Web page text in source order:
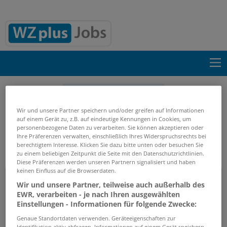
Start
Firmenprofile
Klaas Service- und Vertriebs
GmbH
Firmenprofil
Klaas Service- und Vertriebs GmbH
Wir und unsere Partner speichern und/oder greifen auf Informationen
auf einem Gerät zu, z.B. auf eindeutige Kennungen in Cookies, um
personenbezogene Daten zu verarbeiten. Sie können akzeptieren oder
Ihre Präferenzen verwalten, einschließlich Ihres Widerspruchsrechts bei
berechtigtem Interesse. Klicken Sie dazu bitte unten oder besuchen Sie
zu einem beliebigen Zeitpunkt die Seite mit den Datenschutzrichtlinien.
Diese Präferenzen werden unseren Partnern signalisiert und haben
keinen Einfluss auf die Browserdaten.
Wir und unsere Partner, teilweise auch außerhalb des
EWR, verarbeiten - je nach Ihren ausgewählten
Einstellungen - Informationen für folgende Zwecke:
Genaue Standortdaten verwenden. Geräteeigenschaften zur